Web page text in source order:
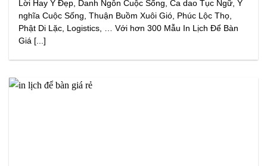
Lời Hay Ý Đẹp, Danh Ngôn Cuộc Sống, Ca dao Tục Ngữ, Ý
nghĩa Cuộc Sống, Thuận Buồm Xuôi Gió, Phúc Lộc Thọ,
Phật Di Lặc, Logistics, … Với hơn 300 Mẫu In Lịch Để Bàn
Giá [...]